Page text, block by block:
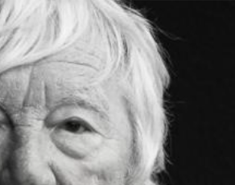
HIN UND ZURÜCK –TAM I Z
Rolke10.09. bis 25.09.2022Vernissage:Samstag,
10.09. bis So.,11.09.2022, Sa., 17.09. bis So.,
jeweils 13:00 bis 18:00 UhrAtelier Jan de
– LohbrüggeKooperation: Freundeskreis
de-weryha.de/category/jan-de-